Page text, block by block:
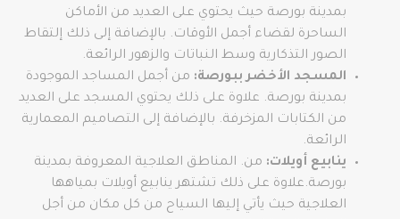
بمدينة بورصة حيث يحتوي على العديد من الأماكن
الساحرة لقضاء أجمل الأوقات. بالإضافة إلى ذلك إلتقاط
الصور التذكارية وسط النباتات والزهور الرائعة.
المسجد الأخضر ببورصة: من أجمل المساجد الموجودة
بمدينة بورصة. علاوة على ذلك يحتوي المسجد على العديد
من الكتابات المزخرفة. بالإضافة إلى التصاميم المعمارية
الرائعة.
ينابيع أويلات: من. المناطق العلاجية المعروفة بمدينة
بورصة.علاوة على ذلك تشتهر ينابيع أويلات بمياهها
العلاجية حيث يأتي إليها السياح من كل مكان من أجل